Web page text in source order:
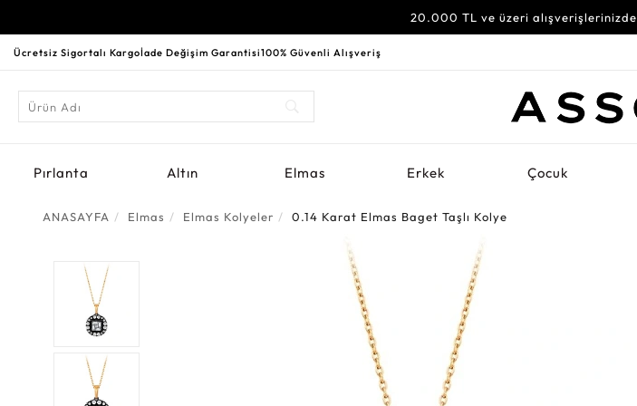
20.000 TL ve üzeri alışverişlerinizde
Ücretsiz Sigortalı Kargoİade Değişim Garantisi100% Güvenli Alışveriş
Pırlanta Altın Elmas Erkek Çocuk
ANASAYFA Elmas Elmas Kolyeler 0.14 Karat Elmas Baget Taşlı Kolye